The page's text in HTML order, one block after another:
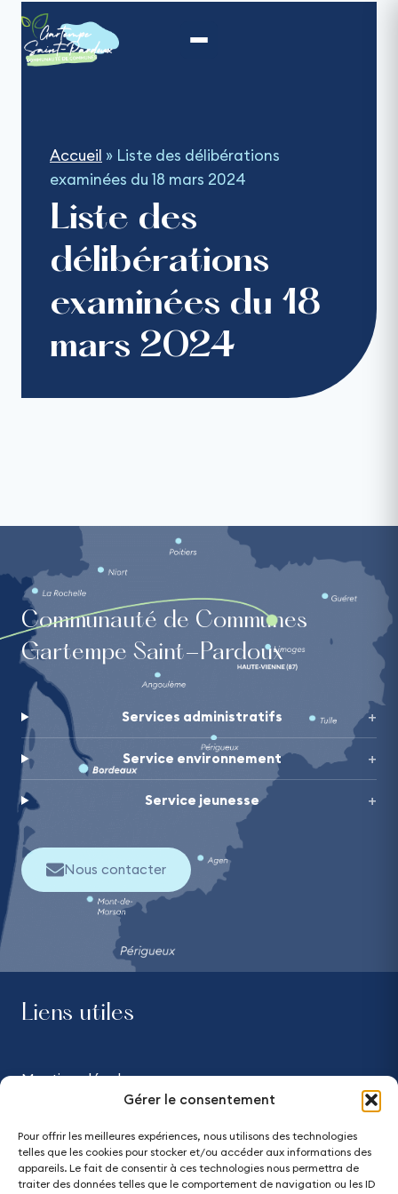
Gérer le consentement
Pour offrir les meilleures expériences, nous utilisons des technologies
telles que les cookies pour stocker et/ou accéder aux informations des
appareils. Le fait de consentir à ces technologies nous permettra de
traiter des données telles que le comportement de navigation ou les ID
contenu
Accueil » Liste des délibérations
examinées du 18 mars 2024
Liste des
délibérations
examinées du 18
mars 2024
Communauté de Communes
Gartempe Saint-Pardoux
Services administratifs
Service environnement
Service jeunesse
Nous contacter
Liens utiles
Mentions légales
Accessibilité - partiellement conforme